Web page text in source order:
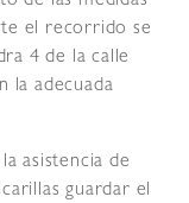
el recorrido se
4 de la calle
la adecuada
asistencia de
guardar el